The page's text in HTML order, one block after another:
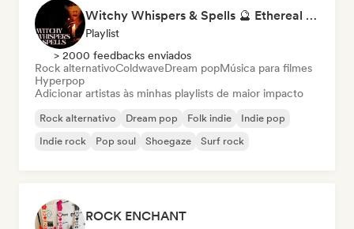
Witchy Whispers & Spells 🔮 Ethereal Art Pop & Dream Pop
Playlist
> 2000 feedbacks enviados
Rock alternativoColdwaveDream popMúsica para filmes
Hyperpop
Adicionar artistas às minhas playlists de maior impacto
Rock alternativo Dream pop Folk indie
Indie pop
Indie rock
Pop soul Shoegaze Surf rock
ROCK ENCHANT